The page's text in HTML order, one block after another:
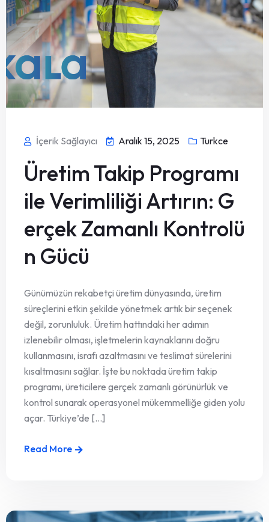
İçerik Sağlayıcı Aralık 15, 2025 Turkce
Üretim Takip Programı
ile Verimliliği Artırın: G
erçek Zamanlı Kontrolü
n Gücü
Günümüzün rekabetçi üretim dünyasında, üretim
süreçlerini etkin şekilde yönetmek artık bir seçenek
değil, zorunluluk. Üretim hattındaki her adımın
izlenebilir olması, işletmelerin kaynaklarını doğru
kullanmasını, israfı azaltmasını ve teslimat sürelerini
kısaltmasını sağlar. İşte bu noktada üretim takip
programı, üreticilere gerçek zamanlı görünürlük ve
kontrol sunarak operasyonel mükemmelliğe giden yolu
açar. Türkiye’de [...]
Read More